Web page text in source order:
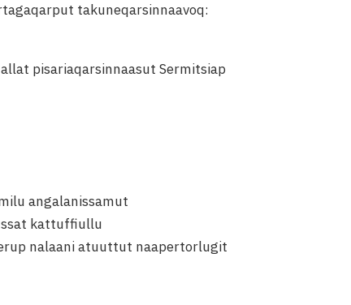
takuneqarsinnaavoq:
pisariaqarsinnaasut Sermitsiap
angalanissamut
kattuffiullu
nalaani atuuttut naapertorlugit